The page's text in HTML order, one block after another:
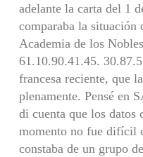
adelante la carta del 1
comparaba la situación
Academia de los
61.10.90.41.45.
francesa reciente, que
plenamente. Pensé en
di cuenta que los datos
momento no fue difícil
constaba de un grupo